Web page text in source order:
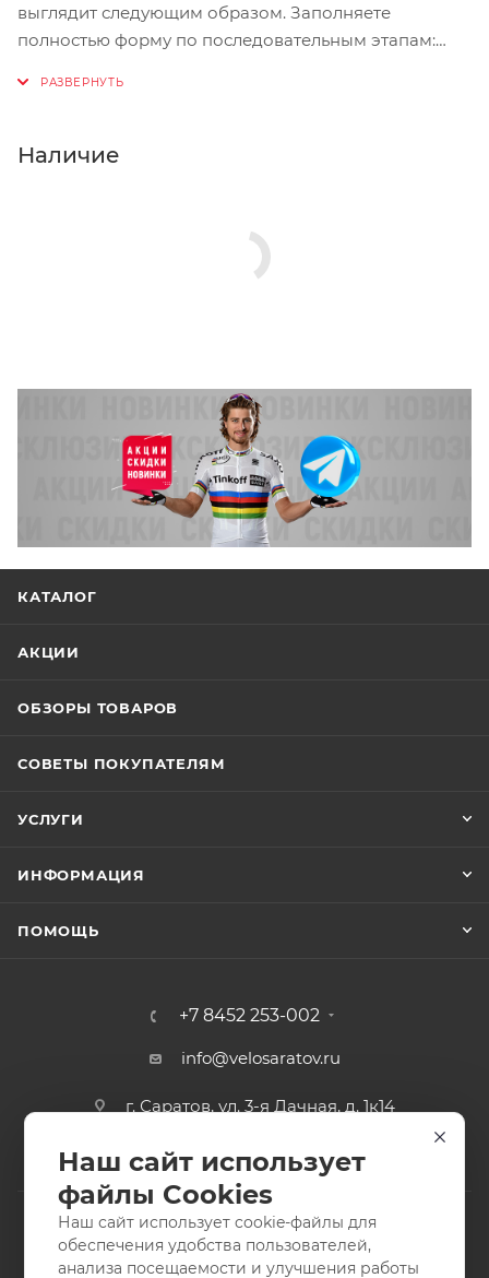
выглядит следующим образом. Заполняете
полностью форму по последовательным этапам:
Нажмите кнопку «Оформить заказ».
Наличие
КАТАЛОГ
АКЦИИ
ОБЗОРЫ ТОВАРОВ
СОВЕТЫ ПОКУПАТЕЛЯМ
УСЛУГИ
ИНФОРМАЦИЯ
ПОМОЩЬ
+7 8452 253-002
info@velosaratov.ru
г. Саратов, ул. 3-я Дачная, д. 1к14
2011-2026 © интернет-магазин спортивных товаров
Наш сайт использует
файлы Cookies
Наш сайт использует cookie-файлы для
обеспечения удобства пользователей,
анализа посещаемости и улучшения работы